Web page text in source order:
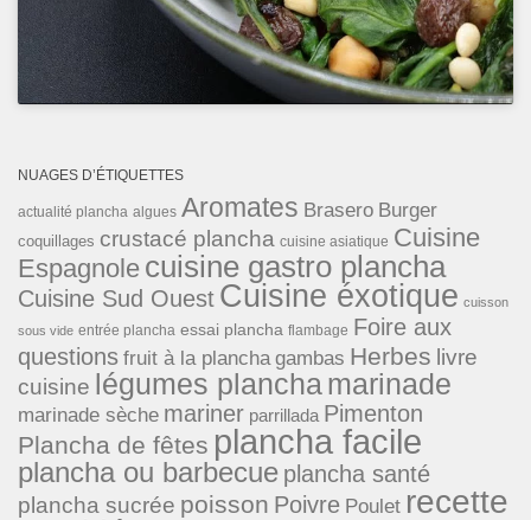
NUAGES D’ÉTIQUETTES
actualité plancha algues Aromates Brasero Burger
coquillages crustacé plancha cuisine asiatique Cuisine
Espagnole cuisine gastro plancha
Cuisine Sud Ouest Cuisine éxotique cuisson
sous vide entrée plancha essai plancha flambage Foire aux
questions fruit à la plancha gambas Herbes livre
cuisine légumes planchamarinade
marinade sèche mariner parrillada Pimenton
Plancha de fêtes plancha facile
plancha ou barbecue plancha santé
plancha sucrée poisson Poivre Poulet recette